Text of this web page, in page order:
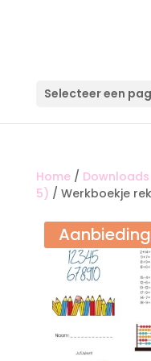
Selecteer een
Home/
5) / Werkboekje